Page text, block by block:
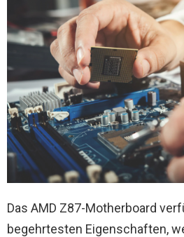
Das AMD Z87-Motherboard
begehrtesten Eigenschaften,